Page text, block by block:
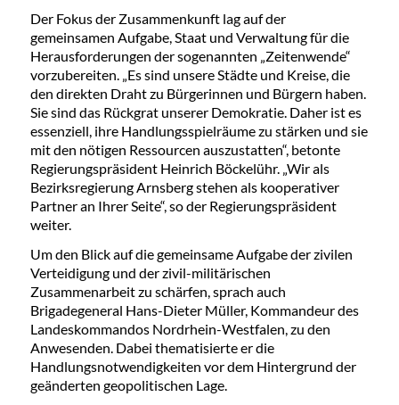
Der Fokus der Zusammenkunft lag auf der
gemeinsamen Aufgabe, Staat und Verwaltung für die
Herausforderungen der sogenannten „Zeitenwende“
vorzubereiten. „Es sind unsere Städte und Kreise, die
den direkten Draht zu Bürgerinnen und Bürgern haben.
Sie sind das Rückgrat unserer Demokratie. Daher ist es
essenziell, ihre Handlungsspielräume zu stärken und sie
mit den nötigen Ressourcen auszustatten“, betonte
Regierungspräsident Heinrich Böckelühr. „Wir als
Bezirksregierung Arnsberg stehen als kooperativer
Partner an Ihrer Seite“, so der Regierungspräsident
weiter.
Um den Blick auf die gemeinsame Aufgabe der zivilen
Verteidigung und der zivil-militärischen
Zusammenarbeit zu schärfen, sprach auch
Brigadegeneral Hans-Dieter Müller, Kommandeur des
Landeskommandos Nordrhein-Westfalen, zu den
Anwesenden. Dabei thematisierte er die
Handlungsnotwendigkeiten vor dem Hintergrund der
geänderten geopolitischen Lage.